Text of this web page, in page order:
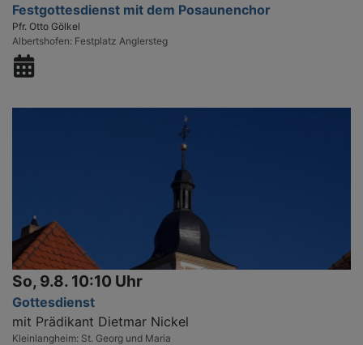
Festgottesdienst mit dem Posaunenchor
Pfr. Otto Gölkel
Albertshofen Festplatz Anglersteg
So, 9.8. 10:10 Uhr
Gottesdienst
mit Prädikant Dietmar Nickel
Kleinlangheim St. Georg und Maria